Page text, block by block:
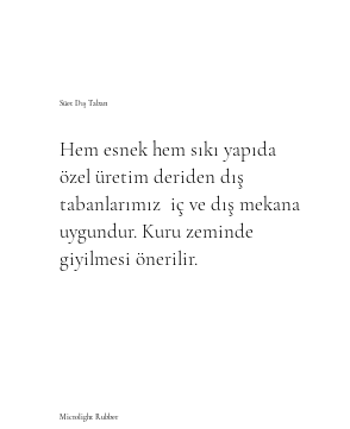
Süet Dış Taban
Microlight Rubber
Hem esnek hem sıkı yapıda
özel üretim deriden dış
tabanlarımız iç ve dış mekana
uygundur. Kuru zeminde
giyilmesi önerilir.